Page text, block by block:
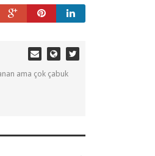
ama çok çabuk